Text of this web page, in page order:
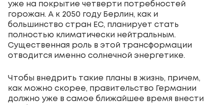
уже на покрытие четверти потребностей
горожан. А к 2050 году Берлин, как и
большинство стран ЕС, планирует стать
полностью климатически нейтральным.
Существенная роль в этой трансформации
отводится именно солнечной энергетике.
Чтобы внедрить такие планы в жизнь, причем,
как можно скорее, правительство Германии
должно уже в самое ближайшее время внести